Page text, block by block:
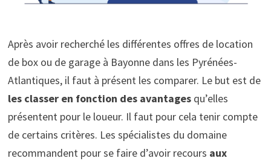
Après avoir recherché les différentes offres de location
de box ou de garage à Bayonne dans les Pyrénées-
Atlantiques, il faut à présent les comparer. Le but est de
les classer en fonction des avantagesqu’elles
présentent pour le loueur. Il faut pour cela tenir compte
de certains critères. Les spécialistes du domaine
recommandent pour se faire d’avoir recours aux